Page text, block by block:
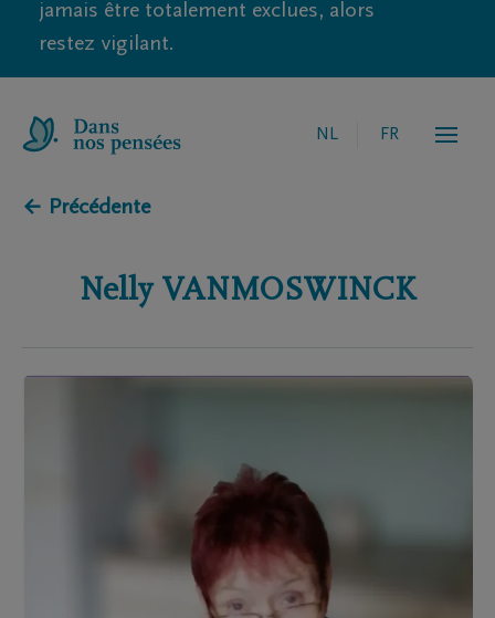
jamais être totalement exclues, alors
restez vigilant.
NL FR
← Précédente
Nelly VANMOSWINCK